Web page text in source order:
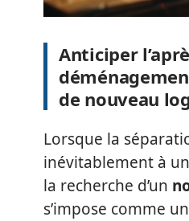
Anticiper
de nouveau
Lorsque la
inévitablement à
la recherche d’un
s’impose comme